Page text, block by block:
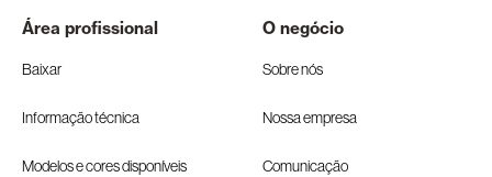
Área profissional
Baixar
Informação técnica
Modelos e cores disponíveis
O negócio
Sobre nós
Nossa empresa
Comunicação